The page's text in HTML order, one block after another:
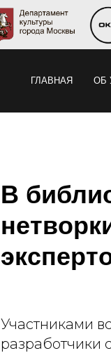
ГЛАВНАЯ ОБ
В
Участниками
разработчики